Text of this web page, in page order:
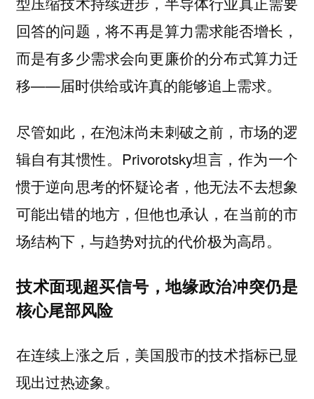
回答的问题，将不再是算力需求能否增长，
而是有多少需求会向更廉价的分布式算力迁
移——届时供给或许真的能够追上需求。
尽管如此，在泡沫尚未刺破之前，市场的逻
辑自有其惯性。Privorotsky坦言，作为一个
惯于逆向思考的怀疑论者，他无法不去想象
可能出错的地方，但他也承认，在当前的市
场结构下，与趋势对抗的代价极为高昂。
技术面现超买信号，地缘政治冲突仍是
核心尾部风险
在连续上涨之后， 美国股市的技术指标已显
现出过热迹象。